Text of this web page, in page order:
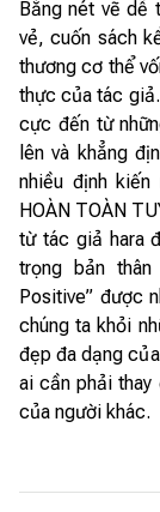
Bằng nét vẽ dễ
vẻ, cuốn sách
thương cơ thể
thực của tác
cực đến từ
lên và khẳng
nhiều định kiến
HOÀN TOÀN
từ tác giả hara
trọng bản
Positive” được
chúng ta khỏi
đẹp đa dạng
ai cần phải thay
của người khác.